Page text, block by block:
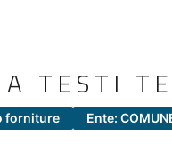
TESTI
forniture Ente: